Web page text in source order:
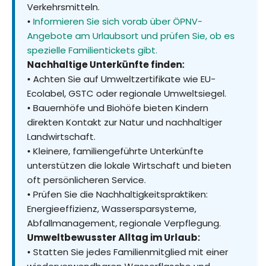
Verkehrsmitteln.
• Informieren Sie sich vorab über ÖPNV-
Angebote am Urlaubsort und prüfen Sie, ob es
spezielle Familientickets gibt.
Nachhaltige Unterkünfte finden:
• Achten Sie auf Umweltzertifikate wie EU-
Ecolabel, GSTC oder regionale Umweltsiegel.
• Bauernhöfe und Biohöfe bieten Kindern
direkten Kontakt zur Natur und nachhaltiger
Landwirtschaft.
• Kleinere, familiengeführte Unterkünfte
unterstützen die lokale Wirtschaft und bieten
oft persönlicheren Service.
• Prüfen Sie die Nachhaltigkeitspraktiken:
Energieeffizienz, Wassersparsysteme,
Abfallmanagement, regionale Verpflegung.
Umweltbewusster Alltag im Urlaub:
• Statten Sie jedes Familienmitglied mit einer